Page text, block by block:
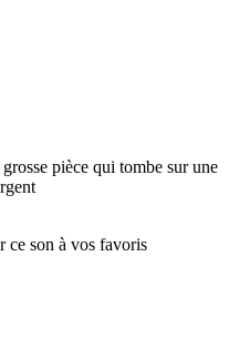
pièce qui tombe sur une